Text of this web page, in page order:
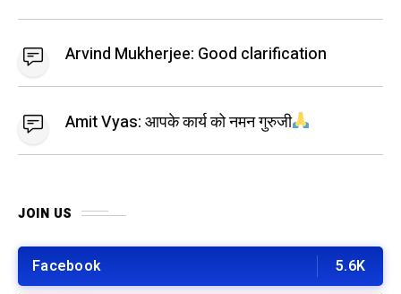
Arvind Mukherjee: Good clarification
Amit Vyas:आपके कार्य को नमन गुरुजी
JOIN US
Facebook 5.6K